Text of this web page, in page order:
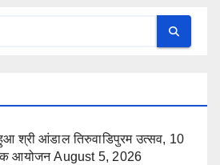
श्री आंडाल तिरुवाडिपुरम उत्सव, 10
आयोजन August 5, 2026